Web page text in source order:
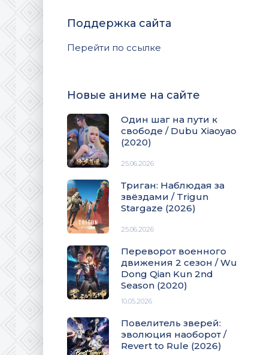
Поддержка сайта
Перейти по ссылке
Новые аниме на сайте
Один шаг на пути к
свободе / Dubu Xiaoyao
(2020)
25.06.2026
Триган: Наблюдая за
звёздами / Trigun
Stargaze (2026)
25.06.2026
Переворот военного
движения 2 сезон / Wu
Dong Qian Kun 2nd
Season (2020)
10.05.2026
Повелитель зверей:
эволюция наоборот /
Revert to Rule (2026)